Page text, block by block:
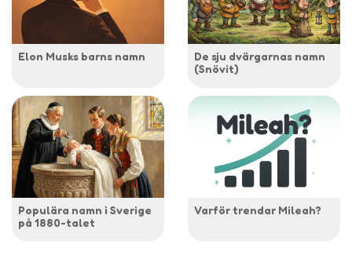
Elon Musks barns namn
De sju dvärgarnas namn
(Snövit)
Populära namn i Sverige
på 1880-talet
Varför trendar Mileah?